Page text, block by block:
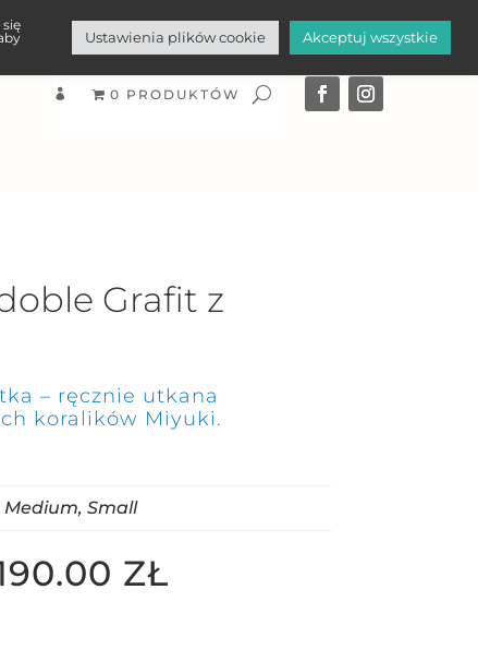
 0 PRODUKTÓW
Grafit z
– ręcznie utkana
koralików Miyuki.
Medium, Small
ZŁ
Ustawienia plików cookie Akceptuj wszystkie